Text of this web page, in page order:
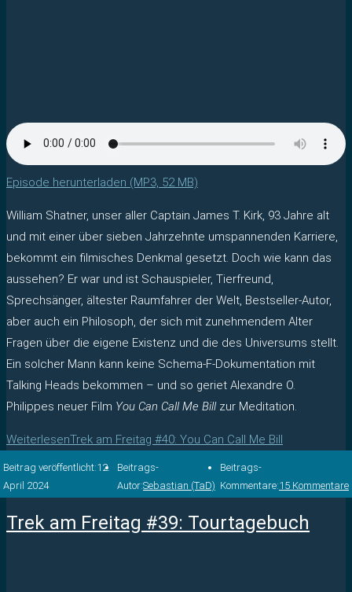
Episode herunterladen (MP3, 52 MB)
William Shatner, unser aller Captain James T. Kirk, 93 Jahre alt
und mit einer über sieben Jahrzehnte umspannenden Karriere,
bekommt ein filmisches Denkmal gesetzt. Doch wie kann das
aussehen? Er war und ist Schauspieler, Tierfreund,
Sprechsänger, ältester Raumfahrer der Welt, Bestseller-Autor,
aber auch ein Philosoph, der sich mit zunehmendem Alter
Fragen über die eigene Existenz und die des Universums stellt.
Ein solcher Mann kann keine Schema-F-Dokumentation mit
Talking Heads bekommen – und so geriet Alexandre O.
Philippes neuer Film You Can Call Me Billzur Meditation.
WeiterlesenTrek am Freitag #40: You Can Call Me Bill
Beitrag veröffentlicht:12.
April 2024
Beitrags-
Autor:Sebastian (TaD)
Beitrags-
Kommentare:15 Kommentare
Trek am Freitag #39: Tourtagebuch